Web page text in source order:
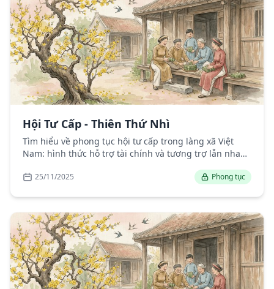
Hội Tư Cấp - Thiên Thứ Nhì
Tìm hiểu về phong tục hội tư cấp trong làng xã Việt
Nam: hình thức hỗ trợ tài chính và tương trợ lẫn nhau
25/11/2025 Phong tục